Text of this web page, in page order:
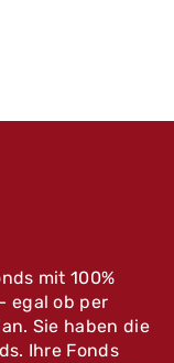
mit 100%
egal ob per
Sie haben die
Ihre Fonds